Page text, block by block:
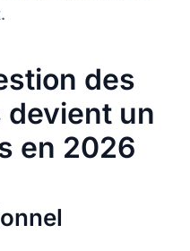
des
un
en 2026